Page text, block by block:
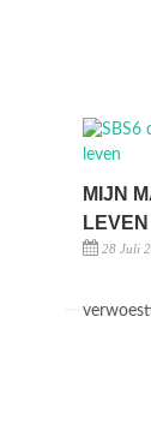
MIJN
LEVEN
28 Juli